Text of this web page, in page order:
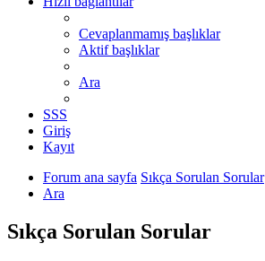
Cevaplanmamış başlıklar
Aktif başlıklar
Ara
SSS
Giriş
Kayıt
Forum ana sayfa Sıkça Sorulan Sorular
Ara
Sıkça Sorulan Sorular